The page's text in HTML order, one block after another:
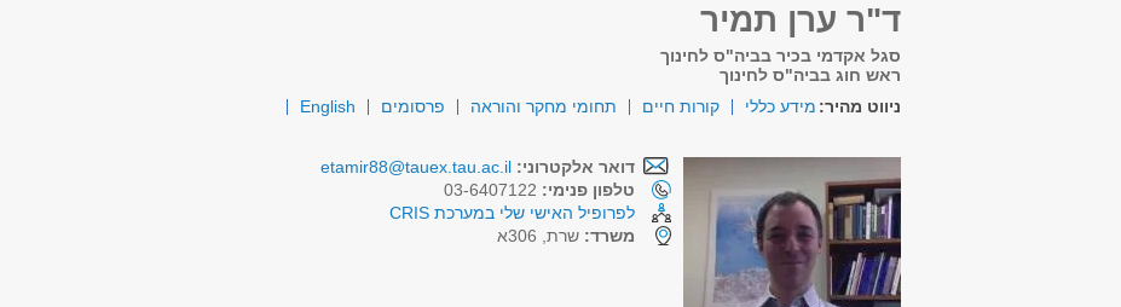
ד"ר ערן תמיר
סגל אקדמי בכיר בביה"ס לחינוך
ראש חוג בביה"ס לחינוך
ניווט מהיר: מידע כללי קורות חיים תחומי מחקר והוראה פרסומים English
דואר אלקטרוני: etamir88@tauex.tau.ac.il
טלפון פנימי:
לפרופיל האישי שלי במערכת CRIS
משרד: שרת, 306א